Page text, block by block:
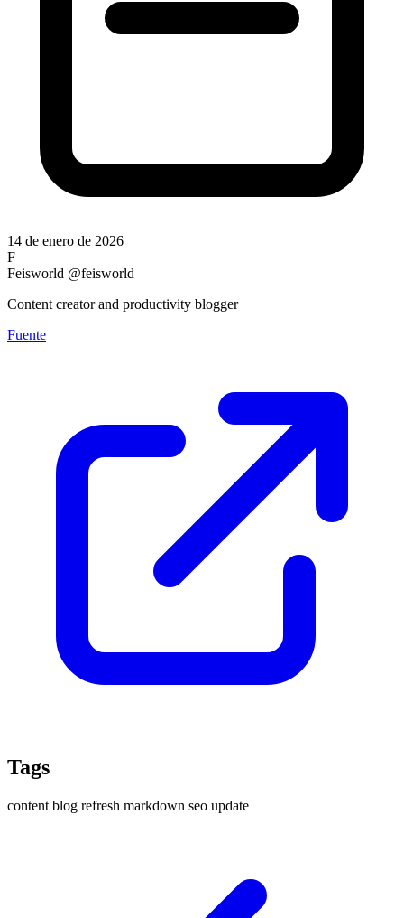
14 de enero de 2026
F
Feisworld @feisworld
Content creator and productivity blogger
Fuente
Tags
content blog refresh markdown seo update